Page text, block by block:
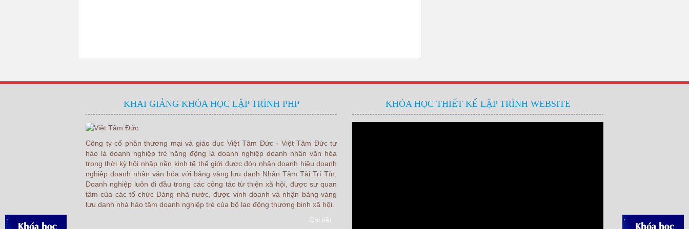
KHAI GIẢNG KHÓA HỌC LẬP TRÌNH PHP
Công ty cổ phần thương mại và giáo dục Việt Tâm Đức - Việt Tâm Đức tự
hào là doanh nghiệp trẻ năng động là doanh nghiệp doanh nhân văn hóa
trong thời kỳ hội nhập nền kinh tế thế giới được đón nhận doanh hiệu doanh
nghiệp doanh nhân văn hóa với bảng vàng lưu danh Nhân Tâm Tài Trí Tín.
Doanh nghiệp luôn đi đầu trong các công tác từ thiện xã hội, được sự quan
tâm của các tổ chức Đảng nhà nước, được vinh doanh và nhận bảng vàng
lưu danh nhà hảo tâm doanh nghiệp trẻ của bộ lao động thương binh xã hội.
Chi tiết
KHÓA HỌC THIẾT KẾ LẬP TRÌNH WEBSITE